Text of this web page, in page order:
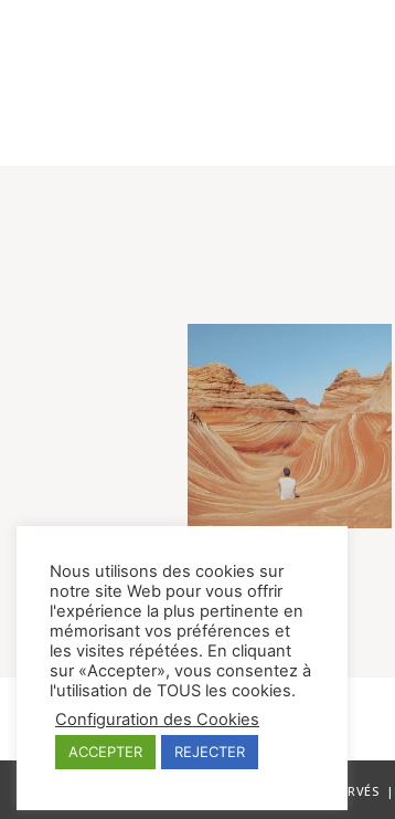
© NOS CURIEUX VOYAGEURS – TOUS DROITS RÉSERVÉS |
Nous utilisons des cookies sur
notre site Web pour vous offrir
l'expérience la plus pertinente en
mémorisant vos préférences et
les visites répétées. En cliquant
sur «Accepter», vous consentez à
l'utilisation de TOUS les cookies.
Configuration des Cookies
ACCEPTER REJECTER